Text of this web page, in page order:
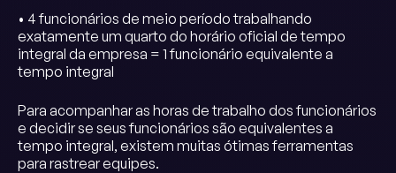
• 4 funcionários de meio período trabalhando
exatamente um quarto do horário oficial de tempo
integral da empresa = 1 funcionário equivalente a
tempo integral
Para acompanhar as horas de trabalho dos funcionários
e decidir se seus funcionários são equivalentes a
tempo integral, existem muitas ótimas ferramentas
para rastrear equipes.